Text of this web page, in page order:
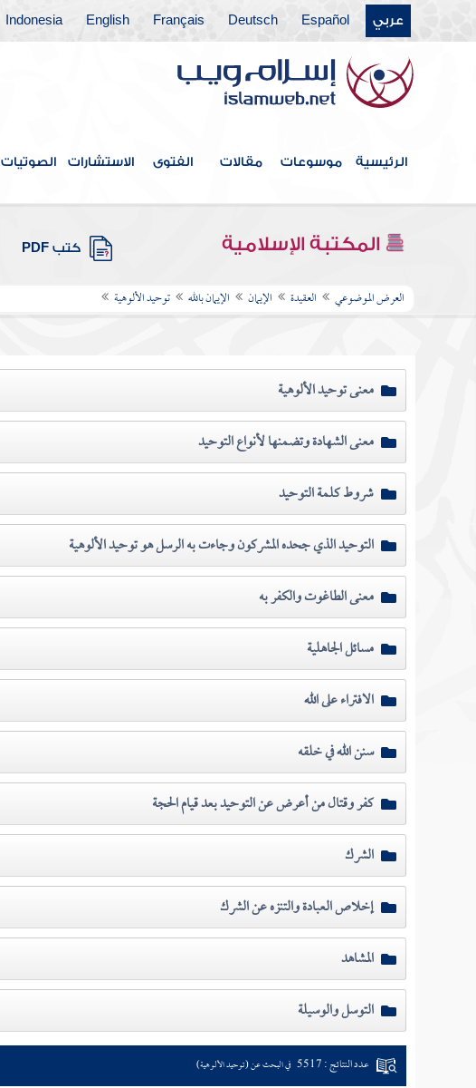
عربي Español
Deutsch
Français
English
Indonesia
الرئيسية موسوعات مقالات الفتوى الاستشارات الصوتيات
المكتبة الإسلامية كتب PDF
العرض الموضوعي العقيدة الإيمان الإيمان بالله توحيد الألوهية
معنى توحيد الألوهية
معنى الشهادة وتضمنها لأنواع التوحيد
شروط كلمة التوحيد
التوحيد الذي جحده المشركون وجاءت به الرسل هو توحيد الألوهية
معنى الطاغوت والكفر به
مسائل الجاهلية
الافتراء على الله
سنن الله في خلقه
كفر وقتال من أعرض عن التوحيد بعد قيام الحجة
الشرك
إخلاص العبادة والتنزه عن الشرك
المشاهد
التوسل والوسيلة
عدد النتائج : 5517 في البحث عن (توحيد الألوهية)